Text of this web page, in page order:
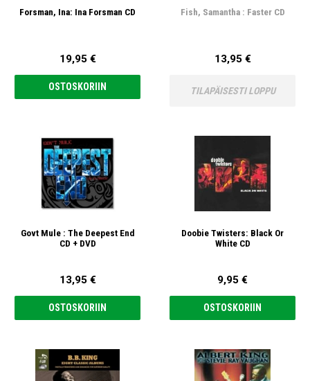
Forsman, Ina: Ina Forsman CD
19,95 €
OSTOSKORIIN
Fish, Samantha : Faster CD
13,95 €
TILAPÄISESTI LOPPU
Govt Mule : The Deepest End
CD + DVD
13,95 €
OSTOSKORIIN
Doobie Twisters: Black Or
White CD
9,95 €
OSTOSKORIIN